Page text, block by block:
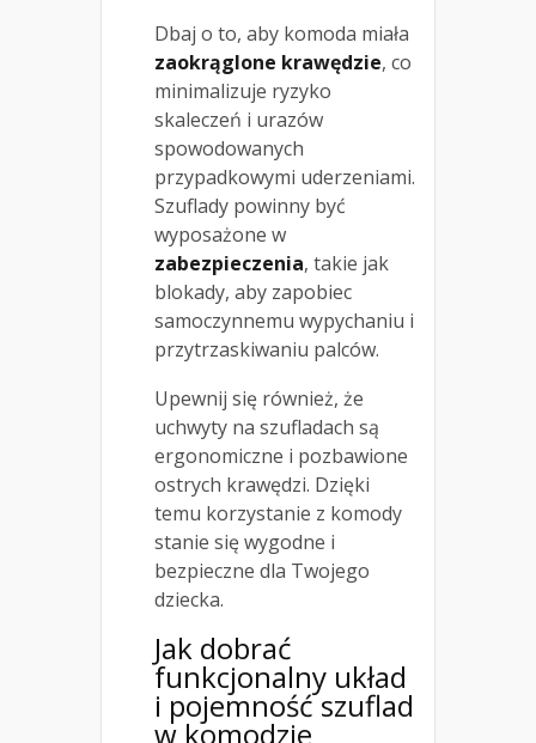
Dbaj o to, aby komoda miała
zaokrąglone krawędzie, co
minimalizuje ryzyko
skaleczeń i urazów
spowodowanych
przypadkowymi uderzeniami.
Szuflady powinny być
wyposażone w
zabezpieczenia, takie jak
blokady, aby zapobiec
samoczynnemu wypychaniu i
przytrzaskiwaniu palców.
Upewnij się również, że
uchwyty na szufladach są
ergonomiczne i pozbawione
ostrych krawędzi. Dzięki
temu korzystanie z komody
stanie się wygodne i
bezpieczne dla Twojego
dziecka.
Jak dobrać
funkcjonalny układ
i pojemność szuflad
w komodzie